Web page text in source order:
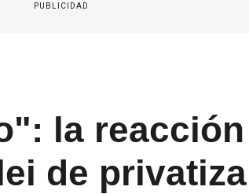
PUBLICIDAD
la
de